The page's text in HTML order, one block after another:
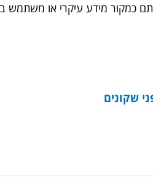
כמקור מידע עיקרי או
שקונים